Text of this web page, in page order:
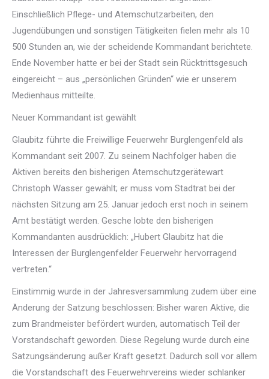
Einschließlich Pflege- und Atemschutzarbeiten, den
Jugendübungen und sonstigen Tätigkeiten fielen mehr als 10
500 Stunden an, wie der scheidende Kommandant berichtete.
Ende November hatte er bei der Stadt sein Rücktrittsgesuch
eingereicht – aus „persönlichen Gründen“ wie er unserem
Medienhaus mitteilte.
Neuer Kommandant ist gewählt
Glaubitz führte die Freiwillige Feuerwehr Burglengenfeld als
Kommandant seit 2007. Zu seinem Nachfolger haben die
Aktiven bereits den bisherigen Atemschutzgerätewart
Christoph Wasser gewählt; er muss vom Stadtrat bei der
nächsten Sitzung am 25. Januar jedoch erst noch in seinem
Amt bestätigt werden. Gesche lobte den bisherigen
Kommandanten ausdrücklich: „Hubert Glaubitz hat die
Interessen der Burglengenfelder Feuerwehr hervorragend
vertreten.“
Einstimmig wurde in der Jahresversammlung zudem über eine
Änderung der Satzung beschlossen: Bisher waren Aktive, die
zum Brandmeister befördert wurden, automatisch Teil der
Vorstandschaft geworden. Diese Regelung wurde durch eine
Satzungsänderung außer Kraft gesetzt. Dadurch soll vor allem
die Vorstandschaft des Feuerwehrvereins wieder schlanker